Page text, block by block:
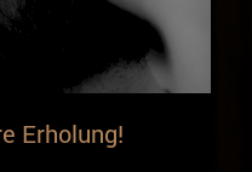
Erholung!